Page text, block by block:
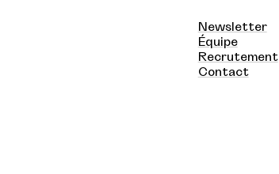
Newsletter
Équipe
Recrutement
Contact